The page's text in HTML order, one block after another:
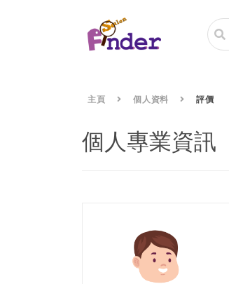
主頁 個人資料 評價
個人專業資訊